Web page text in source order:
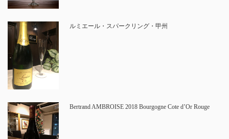
ルミエール・スパークリング・甲州
Bertrand AMBROISE 2018 Bourgogne Cote d’Or Rouge